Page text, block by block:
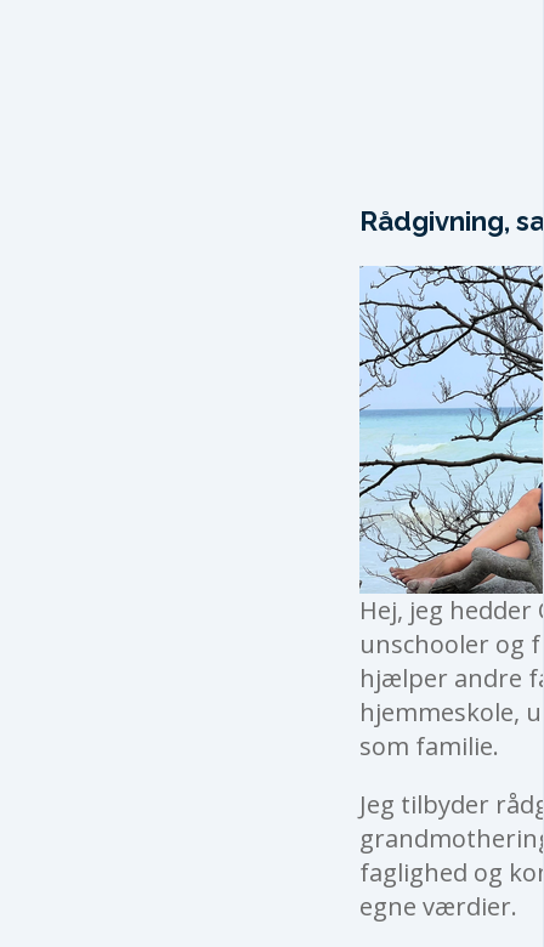
Rådgivning,
Hej, jeg
unschooler og
hjælper andre
hjemmeskole,
som familie.
Jeg tilbyder
faglighed og
egne værdier.